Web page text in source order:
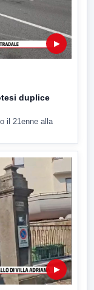
▶
duplice
il 21enne alla
▶